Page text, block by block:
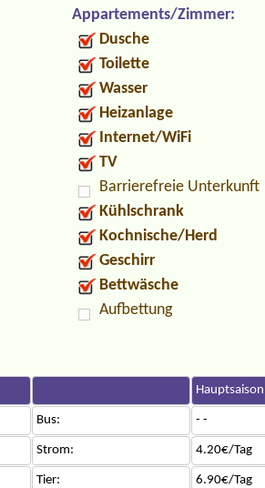
Appartements/Zimmer:
Dusche
Toilette
Wasser
Heizanlage
Internet/WiFi
TV
Barrierefreie Unterkunft
Kühlschrank
Kochnische/Herd
Geschirr
Bettwäsche
Aufbettung
Hauptsaison
Bus: - -
Strom: 4.20€/Tag
Tier: 6.90€/Tag